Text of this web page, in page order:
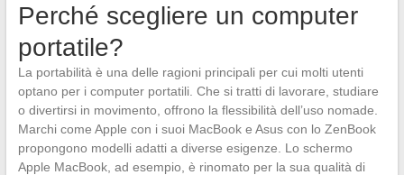
Perché scegliere un computer
portatile?
La portabilità è una delle ragioni principali per cui molti utenti
optano per i computer portatili. Che si tratti di lavorare, studiare
o divertirsi in movimento, offrono la flessibilità dell’uso nomade.
Marchi come Apple con i suoi MacBook e Asus con lo ZenBook
propongono modelli adatti a diverse esigenze. Lo schermo
Apple MacBook, ad esempio, è rinomato per la sua qualità di